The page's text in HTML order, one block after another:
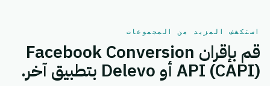
استكشف المزيد من المجموعات
قم بإقران Facebook Conversion
API (CAPI) أو Delevo بتطبيق آخر.